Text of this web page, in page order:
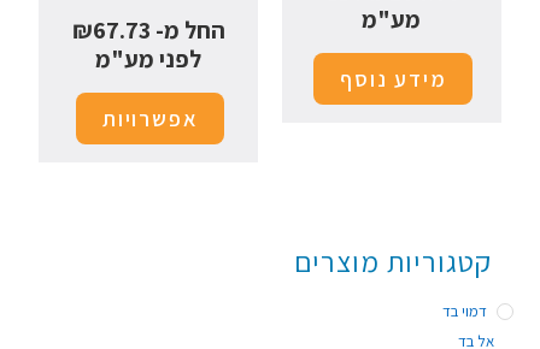
מע"מ
מידע נוסף
החל מ- ₪67.73
לפני מע"מ
אפשרויות
קטגוריות מוצרים
דמוי בד
אל בד